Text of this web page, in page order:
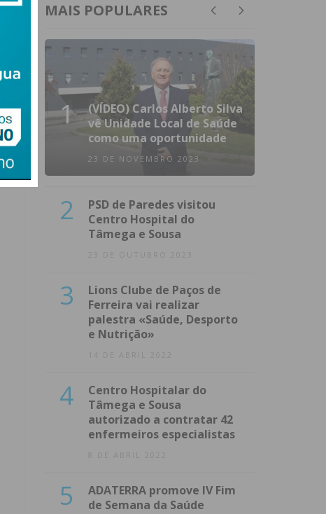
MAIS POPULARES
1
(VÍDEO) Carlos Alberto Silva
vê Unidade Local de Saúde
como uma oportunidade
23 DE NOVEMBRO 2023
2
PSD de Paredes visitou
Centro Hospital do
Tâmega e Sousa
23 DE OUTUBRO 2023
3
Lions Clube de Paços de
Ferreira vai realizar
palestra «Saúde, Desporto
e Nutrição»
14 DE ABRIL 2022
4
Centro Hospitalar do
Tâmega e Sousa
autorizado a contratar 42
enfermeiros especialistas
8 DE ABRIL 2022
5
ADATERRA promove IV Fim
de Semana da Saúde